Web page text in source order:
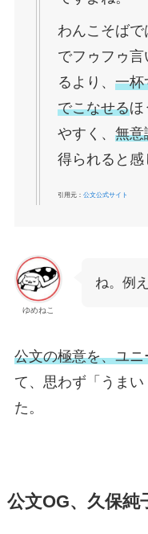
わんこそば
でフゥフゥ言
るより、 一杯
でこなせるほ
やすく、 無意
得られると感
引用元： 公文公式サイト
ゆめねこ
ね。例
公文の極意を、ユ
て、思わず「うま
た。
公文OG、久保純